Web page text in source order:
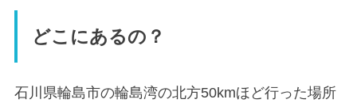
どこにあるの？
石川県輪島市の輪島湾の北方50kmほど行った場所